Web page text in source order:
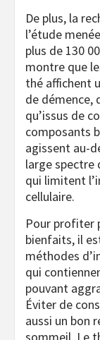
De plus, la
l’étude
plus de 130
montre que
thé affichent
de démence,
qu’issus de
composants
agissent au-
large spectre
qui limitent
cellulaire.
Pour profiter
bienfaits, il
méthodes
qui
pouvant
Éviter de
aussi un bon
sommeil. Le